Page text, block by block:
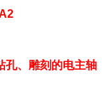
孔、雕刻的电主轴